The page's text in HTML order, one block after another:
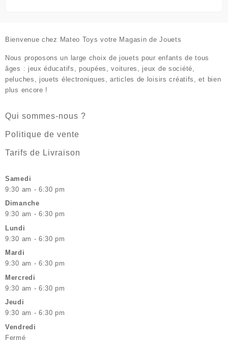
Bienvenue chez Mateo Toys votre Magasin de Jouets
Nous proposons un large choix de jouets pour enfants de tous
âges : jeux éducatifs, poupées, voitures, jeux de société,
peluches, jouets électroniques, articles de loisirs créatifs, et bien
plus encore !
Qui sommes-nous ?
Politique de vente
Tarifs de Livraison
Samedi
9:30 am - 6:30 pm
Dimanche
9:30 am - 6:30 pm
Lundi
9:30 am - 6:30 pm
Mardi
9:30 am - 6:30 pm
Mercredi
9:30 am - 6:30 pm
Jeudi
9:30 am - 6:30 pm
Vendredi
Fermé